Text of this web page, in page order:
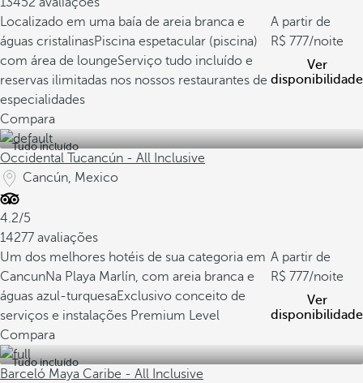
Localizado em uma baía de areia branca e
águas cristalinasPiscina espetacular (piscina)
com área de loungeServiço tudo incluído e
reservas ilimitadas nos nossos restaurantes de
especialidades
A partir de
777/noite
Ver
disponibilidade
Compara
Tudo incluído
Occidental Tucancún - All Inclusive
Cancún, Mexico
4.2/5
14277 avaliações
Um dos melhores hotéis de sua categoria em
CancunNa Playa Marlín, com areia branca e
águas azul-turquesaExclusivo conceito de
serviços e instalações Premium Level
A partir de
777/noite
Ver
disponibilidade
Compara
Tudo incluído
Barceló Maya Caribe - All Inclusive